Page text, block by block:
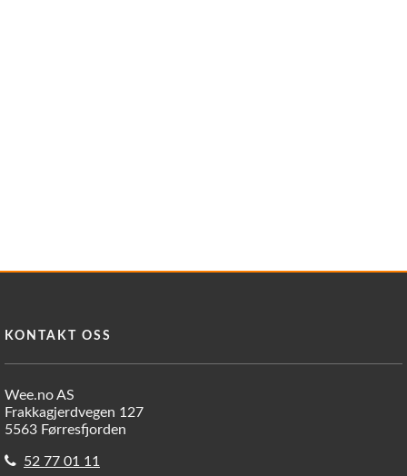
KONTAKT OSS
Wee.no AS
Frakkagjerdvegen 127
5563 Førresfjorden
52 77 01 11